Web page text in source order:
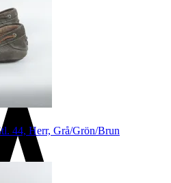
44, Herr, Grå/Grön/Brun